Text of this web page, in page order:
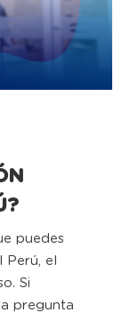
puedes
Perú, el
Si
pregunta